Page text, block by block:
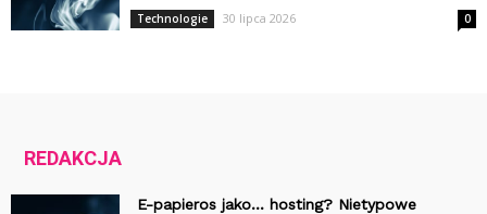
Technologie 30 lipca 2026 0
REDAKCJA
E-papieros jako… hosting? Nietypowe